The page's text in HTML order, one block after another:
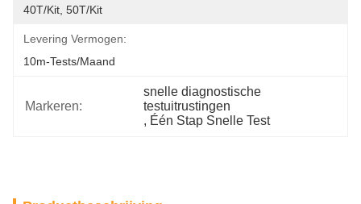
40T/Kit, 50T/Kit
Levering Vermogen:
10m-Tests/maand
Markeren:
snelle diagnostische
testuitrustingen
, Één Stap Snelle Test